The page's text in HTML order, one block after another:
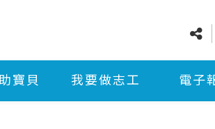
寶貝 我要做志工 電子